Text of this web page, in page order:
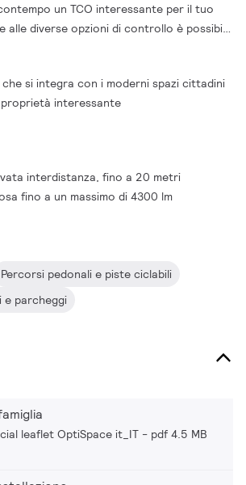
un TCO interessante per il tuo
alle diverse opzioni di controllo è possibile
e ottimizzate opzioni di
è possibile massimizzare la spaziatura
riducendo così al minimo il numero di
Per adattarsi a diversi schemi di design,
Grey, ma altri colori sono disponibili su
si integra con i moderni spazi cittadini
interessante
interdistanza, fino a 20 metri
fino a un massimo di 4300 lm
Percorsi pedonali e piste ciclabili
e parcheggi
leaflet OptiSpace it_IT pdf 4.5 MB